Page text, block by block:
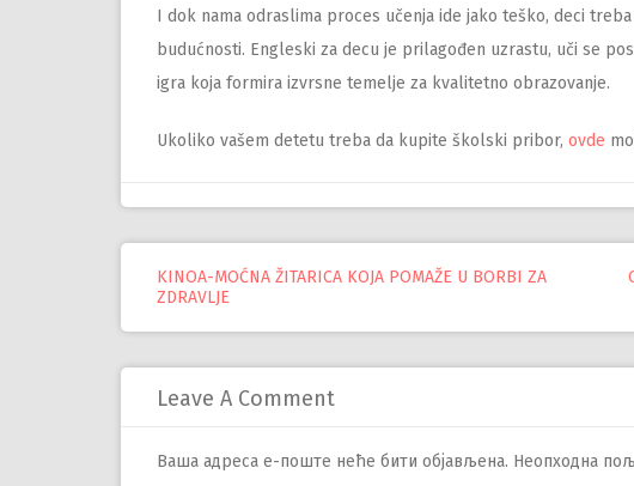
I dok nama odraslima proces učenja ide jako teško, deci
budućnosti. Engleski za decu je prilagođen uzrastu, uči se
igra koja formira izvrsne temelje za kvalitetno obrazovanje.
Ukoliko vašem detetu treba da kupite školski pribor, ovde
Управљање
објавама
KINOA-MOĆNA ŽITARICA KOJA POMAŽE U BORBI ZA
ZDRAVLJE
Leave A Comment
Ваша адреса е-поште неће бити објављена. Неопходна